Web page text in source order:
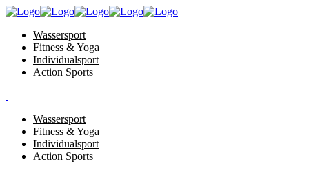
Wassersport
Fitness & Yoga
Individualsport
Action Sports
Wassersport
Fitness & Yoga
Individualsport
Action Sports